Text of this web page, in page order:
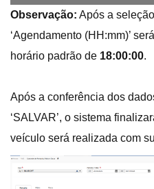
Observação: Após a
‘Agendamento (HH:mm)’
horário padrão de 18:00:00.
Após a conferência dos
‘SALVAR’, o sistema
veículo será realizada com